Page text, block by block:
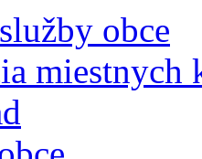
obce